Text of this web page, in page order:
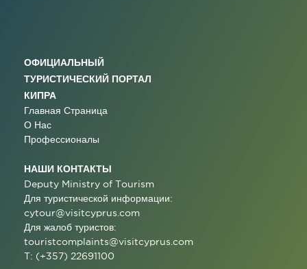
ОФИЦИАЛЬНЫЙ
ТУРИСТИЧЕСКИЙ ПОРТАЛ
КИПРА
Главная Страница
О Нас
Профессионалы
НАШИ КОНТАКТЫ
Deputy Ministry of Tourism
Для туристической информации:
cytour@visitcyprus.com
Для жалоб туристов:
touristcomplaints@visitcyprus.com
T: (+357) 22691100